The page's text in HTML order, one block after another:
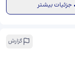
جزئیات بیشتر
گزارش